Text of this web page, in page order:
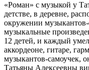
«Роман» с музыкой у
детстве, в деревне,
окружении музыкантов-
музыкальные
12 детей, и каждый
аккордеоне, гитаре,
музыкантов-самоучек,
Татьяны Алексеевны